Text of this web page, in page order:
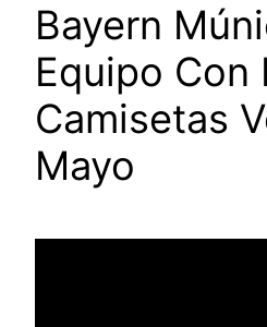
Bayern
Equipo Con
Camisetas
Mayo